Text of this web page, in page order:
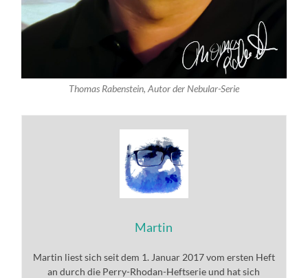
Thomas Rabenstein, Autor der Nebular-Serie
Martin
Martin liest sich seit dem 1. Januar 2017 vom ersten Heft
an durch die Perry-Rhodan-Heftserie und hat sich